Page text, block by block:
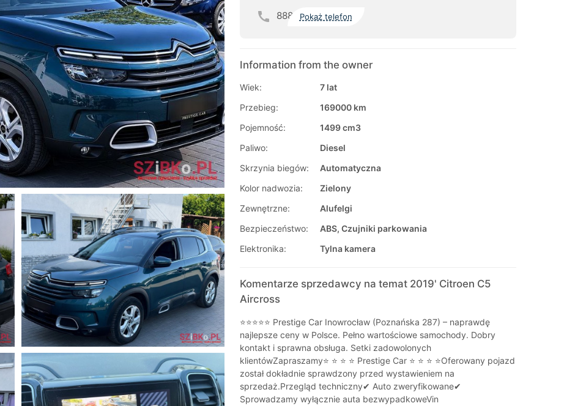
888 Pokaż telefon
Information from the owner
Wiek:
7 lat
Przebieg:
169000 km
Pojemność:
1499 cm3
Paliwo:
Diesel
Skrzynia biegów:
Automatyczna
Kolor nadwozia:
Zielony
Zewnętrzne:
Alufelgi
Bezpieczeństwo:
ABS, Czujniki parkowania
Elektronika:
Tylna kamera
Komentarze sprzedawcy na temat 2019' Citroen C5
Aircross
⭐⭐⭐⭐⭐ Prestige Car Inowrocław (Poznańska 287) – naprawdę
najlepsze ceny w Polsce. Pełno wartościowe samochody. Dobry
kontakt i sprawna obsługa. Setki zadowolonych
klientówZapraszamy⭐ ⭐ ⭐ ⭐ Prestige Car ⭐ ⭐ ⭐ ⭐Oferowany pojazd
został dokładnie sprawdzony przed wystawieniem na
sprzedaż.Przegląd techniczny✔ Auto zweryfikowane✔
Sprowadzamy wyłącznie auta bezwypadkoweVin